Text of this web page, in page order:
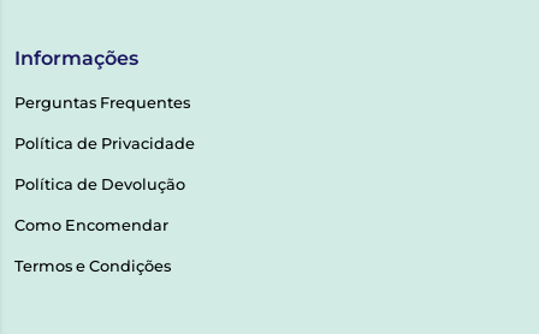
Informações
Perguntas Frequentes
Política de Privacidade
Política de Devolução
Como Encomendar
Termos e Condições